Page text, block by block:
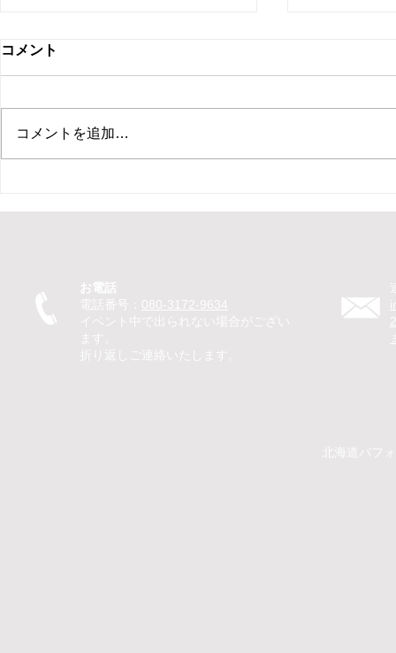
ト ピエロ】保育園イベントで
に
ント マジ
コメント
コメントを追加…
お電話
電話番号： 080-3172-9634
イベント中で出られない場合がござい
ます。
折り返しご連絡いたします。
北海道パフ